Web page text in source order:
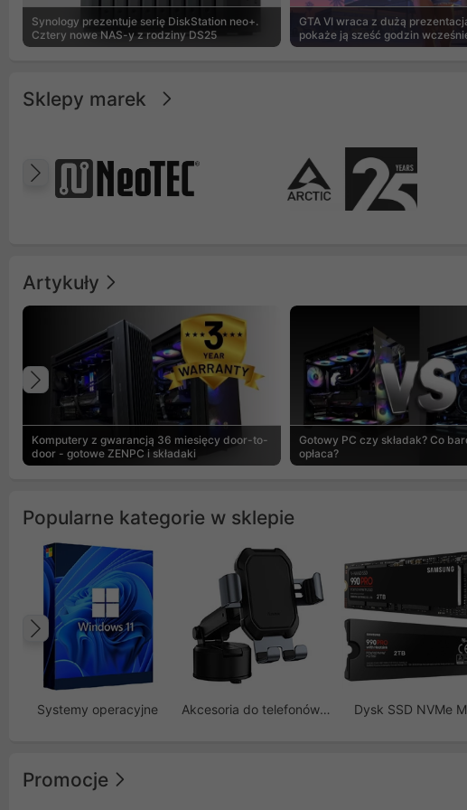
Synology prezentuje serię DiskStation neo+.
Cztery nowe NAS-y z rodziny DS25
GTA VI wraca z dużą
pokaże ją sześć godzin
Sklepy marek
Poprzedni
Artykuły
Komputery z gwarancją 36 miesięcy door-to-
door - gotowe ZENPC i składaki
Gotowy PC czy składak? Co
opłaca?
Poprzedni
Popularne kategorie w sklepie
Systemy operacyjne Akcesoria do telefonów GSM Dysk SSD NVMe
Poprzedni
Promocje